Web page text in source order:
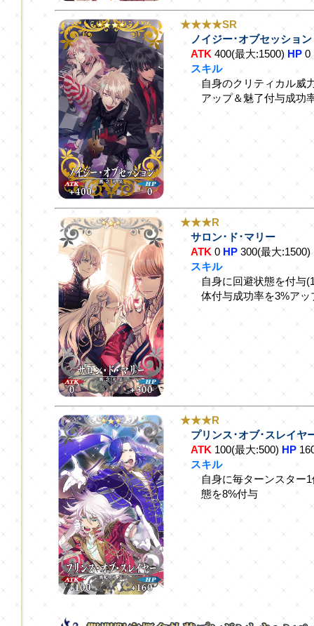
★★★★SR
ノイジー･オブセッション
ATK 400(最大:1500) HP 0
スキル
自身のクリティカル威
アップ＆魅了付与成功
★★★R
サロン･ド･マリー
ATK 0 HP 300(最大:1500)
スキル
自身に回避状態を付与
体付与成功率を3%アッ
★★★R
プリンス･オブ･スレイヤ
ATK 100(最大:500) HP
スキル
自身に毎ターンスター
態を8%付与